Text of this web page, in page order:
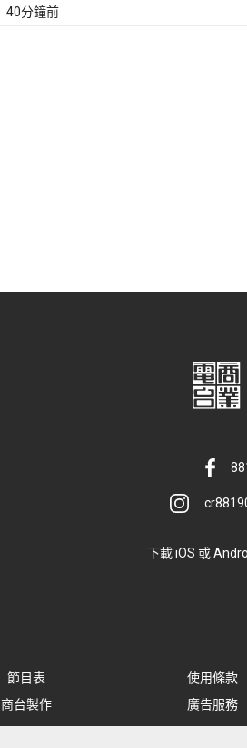
40分鐘前
下載 iOS 或
節目表 使用條款
商台製作 廣告服務